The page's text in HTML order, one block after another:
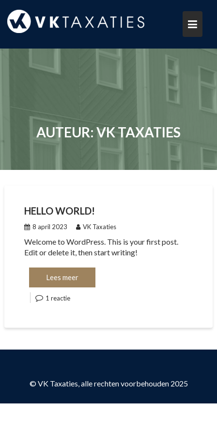
naar
de
AUTEUR: VK TAXATIES
HELLO WORLD!
8 april 2023 VK Taxaties
Welcome to WordPress. This is your first post.
Edit or delete it, then start writing!
Lees meer
1 reactie
© VK Taxaties, alle rechten voorbehouden 2025